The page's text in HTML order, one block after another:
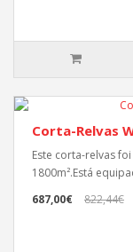
Corta-Relvas
Este corta-relvas
1800m².Está
687,00€
822,44€